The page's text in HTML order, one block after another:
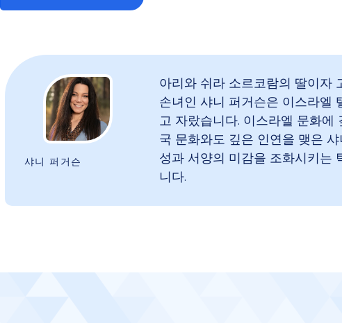
샤니 퍼거슨
아리와 쉬라 소르코람의 딸이자
손녀인 샤니 퍼거슨은 이스라엘
고 자랐습니다. 이스라엘 문화에
국 문화와도 깊은 인연을 맺은
성과 서양의 미감을 조화시키는
니다.